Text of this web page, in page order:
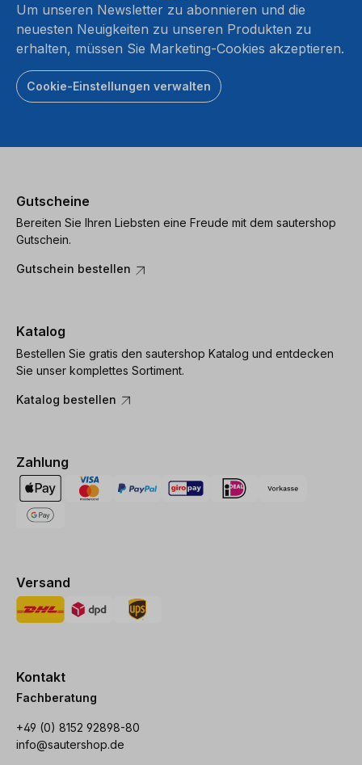
Um unseren Newsletter zu abonnieren und die
neuesten Neuigkeiten zu unseren Produkten zu
erhalten, müssen Sie Marketing-Cookies akzeptieren.
Cookie-Einstellungen verwalten
Gutscheine
Bereiten Sie Ihren Liebsten eine Freude mit dem sautershop
Gutschein.
Gutschein bestellen
Katalog
Bestellen Sie gratis den sautershop Katalog und entdecken
Sie unser komplettes Sortiment.
Katalog bestellen
Zahlung
Versand
Kontakt
Fachberatung
+49 (0) 8152 92898-80
info@sautershop.de